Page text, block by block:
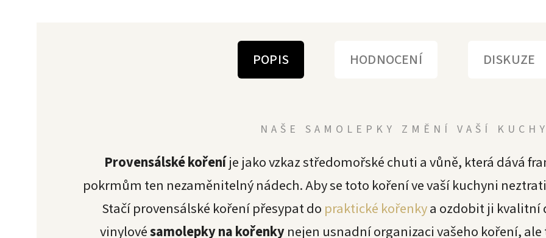
POPIS HODNOCENÍ DISKUZE
NAŠE SAMOLEPKY ZMĚNÍ VAŠÍ
Provensálské kořeníje jako vzkaz středomořské chuti a vůně, která dává
pokrmům ten nezaměnitelný nádech. Aby se toto koření ve vaší kuchyni
Stačí provensálské koření přesypat do praktické kořenkya ozdobit ji kvalitní
vinylovésamolepky na kořenkynejen usnadní organizaci vašeho koření,